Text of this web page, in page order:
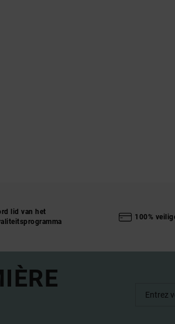
lid van het
100%